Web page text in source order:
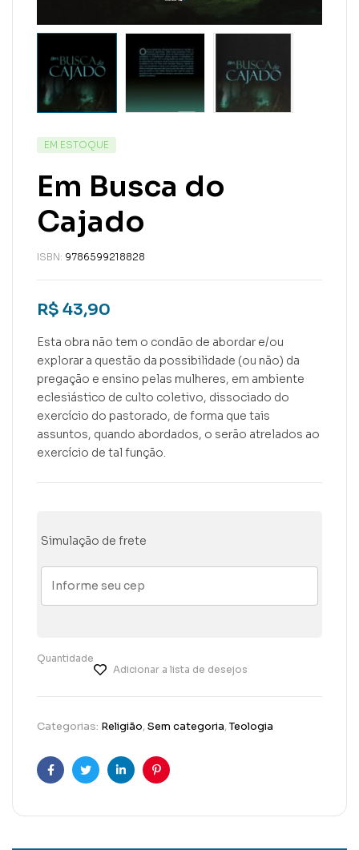
EM ESTOQUE
Em Busca do
Cajado
ISBN: 9786599218828
R$ 43,90
Esta obra não tem o condão de abordar e/ou
explorar a questão da possibilidade (ou não) da
pregação e ensino pelas mulheres, em ambiente
eclesiástico de culto coletivo, dissociado do
exercício do pastorado, de forma que tais
assuntos, quando abordados, o serão atrelados ao
exercício de tal função.
Simulação de frete
Quantidade
Adicionar a lista de desejos
Categorias: Religião,Sem categoria,Teologia
FacebookTwitterLinkedinPinterest